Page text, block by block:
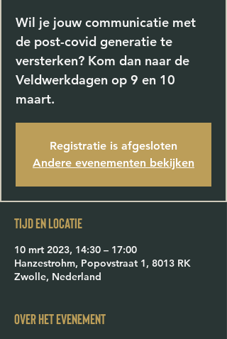
Wil je jouw communicatie met
de post-covid generatie te
versterken? Kom dan naar de
Veldwerkdagen op 9 en 10
maart.
Registratie is afgesloten
Andere evenementen bekijken
Tijd en locatie
10 mrt 2023, 14:30 – 17:00
Hanzestrohm, Popovstraat 1, 8013 RK
Zwolle, Nederland
Over het evenement